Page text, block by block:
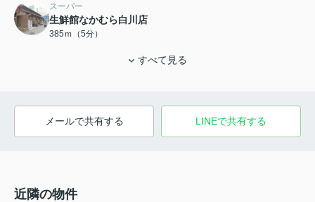
スーパー
生鮮館なかむら白川店
385ｍ（5分）
すべて見る
メールで共有する LINEで共有する
近隣の物件